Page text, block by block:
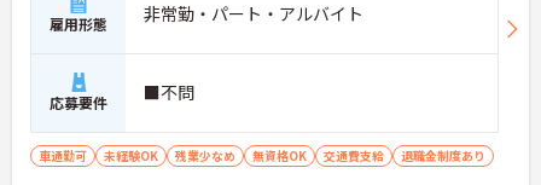
雇用形態 非常勤・パート・アルバイト
応募要件 ■不問
車通勤可 未経験OK 残業少なめ 無資格OK 交通費支給 退職金制度あり